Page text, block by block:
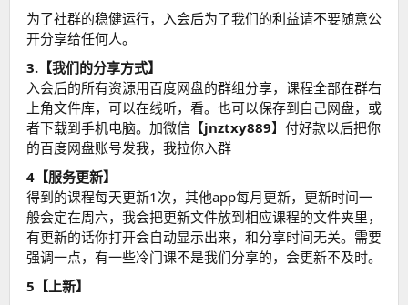
为了社群的稳健运行，入会后为了我们的利益请不要随意公
开分享给任何人。
3.【我们的分享方式】
入会后的所有资源用百度网盘的群组分享，课程全部在群右
上角文件库，可以在线听，看。也可以保存到自己网盘，或
者下载到手机电脑。加微信【jnztxy889】付好款以后把你
的百度网盘账号发我，我拉你入群
4【服务更新】
得到的课程每天更新1次，其他app每月更新，更新时间一
般会定在周六，我会把更新文件放到相应课程的文件夹里，
有更新的话你打开会自动显示出来，和分享时间无关。需要
强调一点，有一些冷门课不是我们分享的，会更新不及时。
5【上新】